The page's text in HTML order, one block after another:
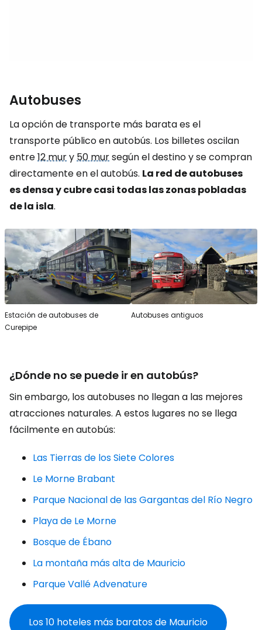
Autobuses
La opción de transporte más barata es el
transporte público en autobús. Los billetes oscilan
entre12 mury 50 mursegún el destino y se compran
directamente en el autobús. La red de autobuses
es densa y cubre casi todas las zonas pobladas
de la isla.
Estación de autobuses de
Curepipe
Autobuses antiguos
¿Dónde no se puede ir en autobús?
Sin embargo, los autobuses no llegan a las mejores
atracciones naturales. A estos lugares no se llega
fácilmente en autobús:
Las Tierras de los Siete Colores
Le Morne Brabant
Parque Nacional de las Gargantas del Río Negro
Playa de Le Morne
Bosque de Ébano
La montaña más alta de Mauricio
Parque Vallé Advenature
Los 10 hoteles más baratos de Mauricio